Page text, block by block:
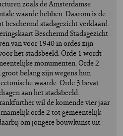
zoals de Amsterdamse
waarde hebben. Daarom is de
stadsgezicht verklaard.
Beschermd Stadsgezicht
van voor 1940 in ordes zijn
het stadsbeeld. Orde 1 wordt
monumenten. Orde 2
belang zijn wegens hun
waarde. Orde 3 bevat
aan het stadsbeeld.
wil de komende vier jaar
orde 2 tot gemeentelijk
om jongere bouwkunst uit